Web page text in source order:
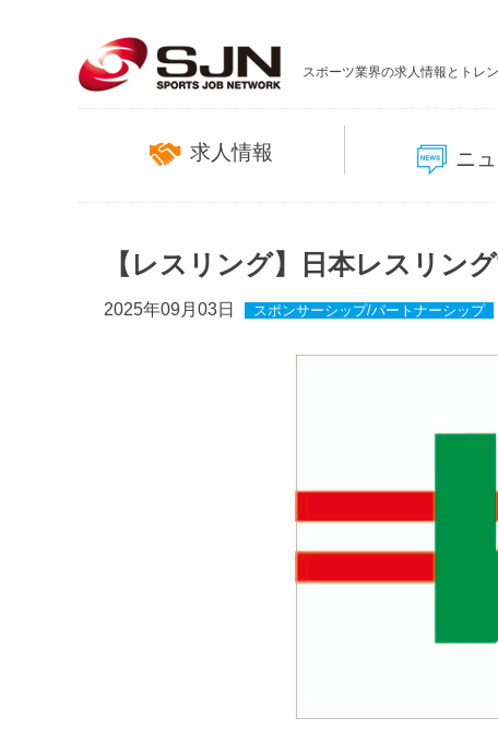
スポーツ業界の求人情報とトレ
求人情報 ニ
【レスリング】日本レスリン
2025年09月03日 スポンサーシップ/パートナーシップ